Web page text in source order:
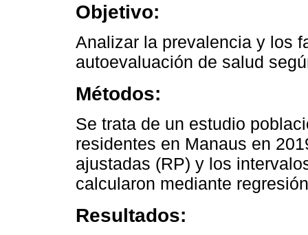
Objetivo:
Analizar la prevalencia y los
autoevaluación de salud
Métodos:
Se trata de un estudio
residentes en Manaus en
ajustadas (RP) y los
calcularon mediante
Resultados: